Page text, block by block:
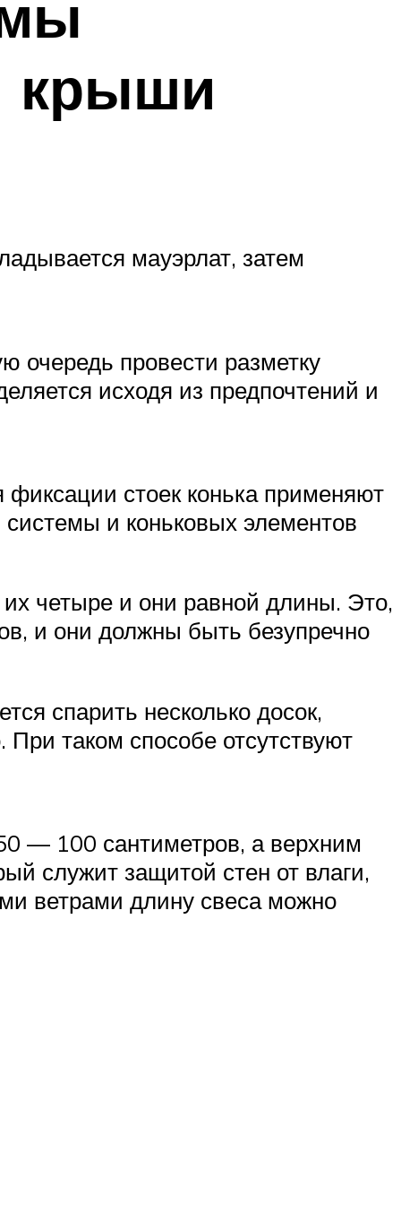
крыши
мауэрлат, затем
очередь провести разметку
исходя из предпочтений и
стоек конька применяют
системы и коньковых элементов
четыре и они равной длины. Это,
и они должны быть безупречно
спарить несколько досок,
таком способе отсутствуют
— 100 сантиметров, а верхним
служит защитой стен от влаги,
ветрами длину свеса можно